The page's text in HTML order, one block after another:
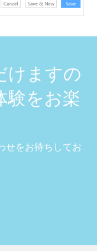
けますの
験をお楽
せをお待ちしてお